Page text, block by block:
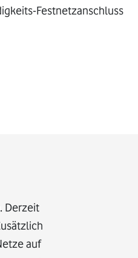
Festnetzanschluss
Derzeit
auf